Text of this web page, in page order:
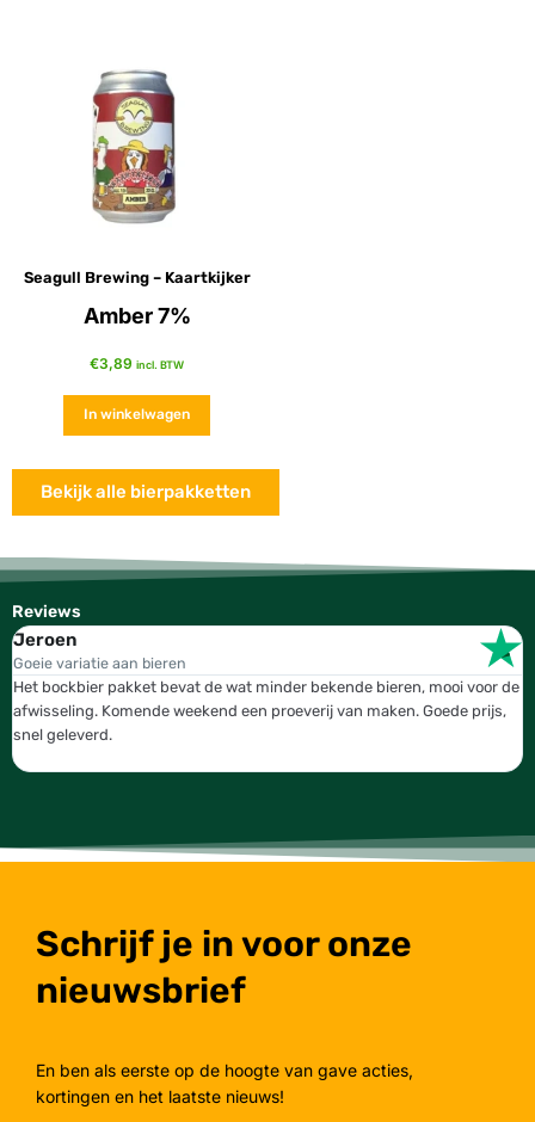
Seagull Brewing – Kaartkijker
Amber 7%
€3,89 incl. BTW
In winkelwagen
Bekijk alle bierpakketten
Reviews
Jeroen
Goeie variatie aan bieren
Het bockbier pakket bevat de wat minder bekende bieren, mooi voor de
afwisseling. Komende weekend een proeverij van maken. Goede prijs,
snel geleverd.
Schrijf je in voor onze
nieuwsbrief
En ben als eerste op de hoogte van gave acties,
kortingen en het laatste nieuws!